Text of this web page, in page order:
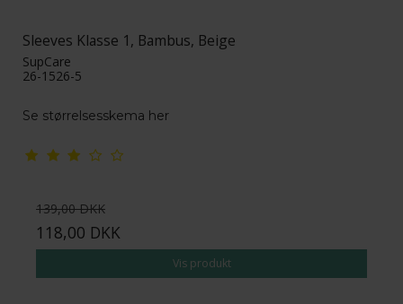
Sleeves Klasse 1, Bambus, Beige
SupCare
26-1526-5
Se størrelsesskema her
139,00 DKK
118,00 DKK
Vis produkt